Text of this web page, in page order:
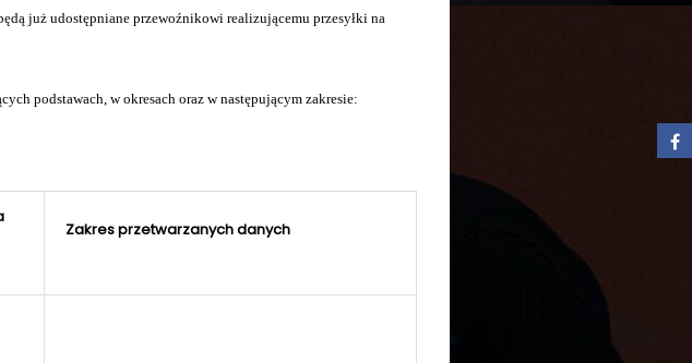
już udostępniane przewoźnikowi realizującemu przesyłki na
podstawach, w okresach oraz w następującym zakresie:
Zakres przetwarzanych danych